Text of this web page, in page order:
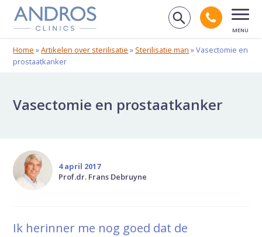
Navigatie overslaan
Zoek op
Bel
Home »Artikelen over sterilisatie » Sterilisatie man »Vasectomie en
prostaatkanker
Vasectomie en prostaatkanker
4 april 2017
Prof.dr. Frans Debruyne
Ik herinner me nog goed dat de